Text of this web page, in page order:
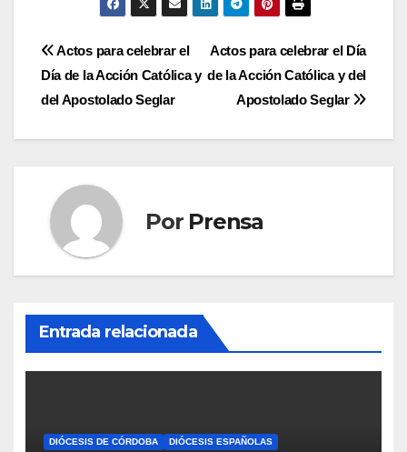
Navegación
de
entradas
Actos para celebrar el Día
de la Acción Católica y del
Apostolado Seglar
Actos para celebrar el
Día de la Acción Católica y
del Apostolado Seglar
Por Prensa
Entrada relacionada
DIÓCESIS DE CÓRDOBA DIÓCESIS ESPAÑOLAS